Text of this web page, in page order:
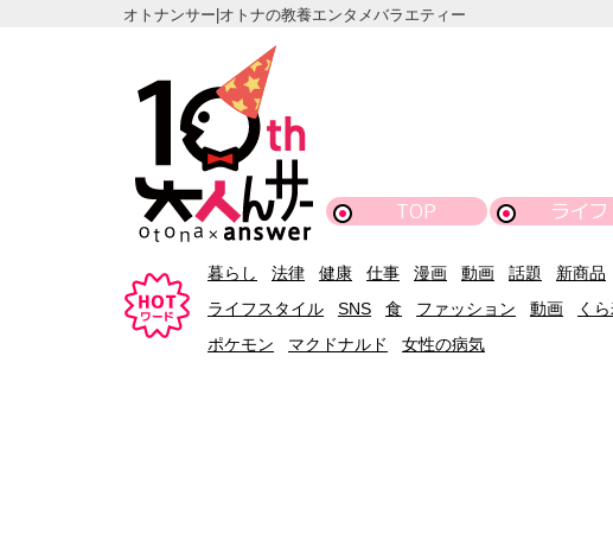
オトナンサー|オトナの教養エンタメバラエティー
TOP ライフ
暮らし 法律 健康 仕事 漫画 動画 話題 新商品
ライフスタイル
SNS 食 ファッション 動画 く
ポケモン
マクドナルド 女性の病気